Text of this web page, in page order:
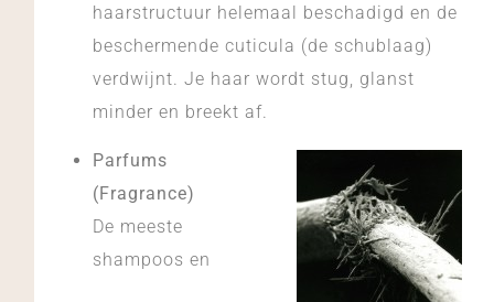
haarstructuur helemaal beschadigd en de
beschermende cuticula (de schublaag)
verdwijnt. Je haar wordt stug, glanst
minder en breekt af.
Parfums
(Fragrance)
De meeste
shampoos en